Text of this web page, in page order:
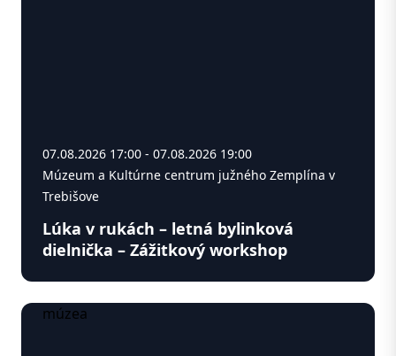
07.08.2026 17:00 - 07.08.2026 19:00
Múzeum a Kultúrne centrum južného Zemplína v
Trebišove
Lúka v rukách – letná bylinková
dielnička – Zážitkový workshop